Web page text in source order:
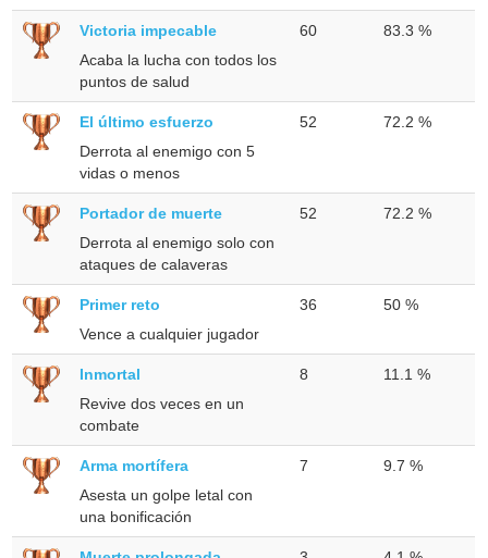
Victoria impecable
Acaba la lucha con todos los
puntos de salud
60 83.3 %
El último esfuerzo
Derrota al enemigo con 5
vidas o menos
52 72.2 %
Portador de muerte
Derrota al enemigo solo con
ataques de calaveras
52 72.2 %
Primer reto
Vence a cualquier jugador
36 50 %
Inmortal
Revive dos veces en un
combate
8 11.1 %
Arma mortífera
Asesta un golpe letal con
una bonificación
7 9.7 %